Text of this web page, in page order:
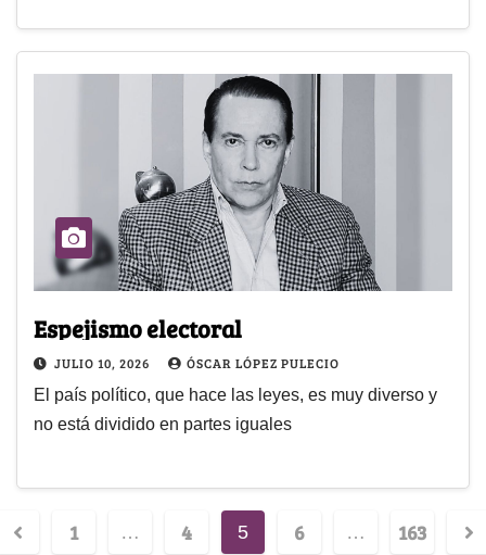
Espejismo electoral
JULIO 10, 2026 ÓSCAR LÓPEZ PULECIO
El país político, que hace las leyes, es muy diverso y
no está dividido en partes iguales
1 … 4 5 6 … 163